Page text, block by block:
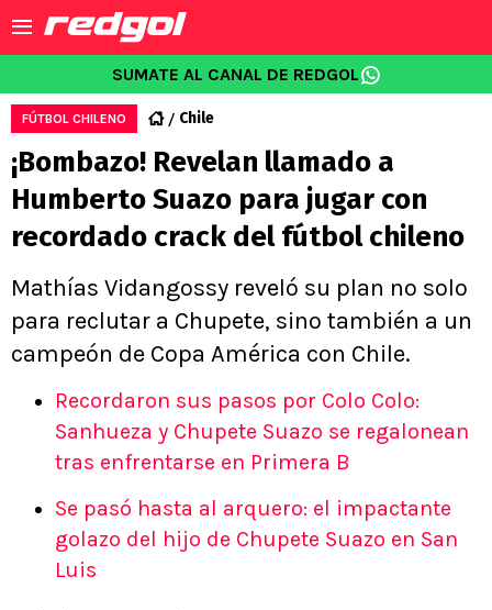
SUMATE AL CANAL DE REDGOL
FÚTBOL CHILENO Chile
¡Bombazo! Revelan llamado a
Humberto Suazo para jugar con
recordado crack del fútbol chileno
Mathías Vidangossy reveló su plan no solo
para reclutar a Chupete, sino también a un
campeón de Copa América con Chile.
Recordaron sus pasos por Colo Colo:
Sanhueza y Chupete Suazo se regalonean
tras enfrentarse en Primera B
Se pasó hasta al arquero: el impactante
golazo del hijo de Chupete Suazo en San
Luis